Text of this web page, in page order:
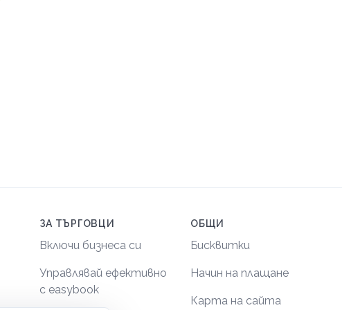
ЗА ТЪРГОВЦИ
Включи бизнеса си
Управлявай ефективно
с easybook
ОБЩИ
Бисквитки
Начин на плащане
Карта на сайта